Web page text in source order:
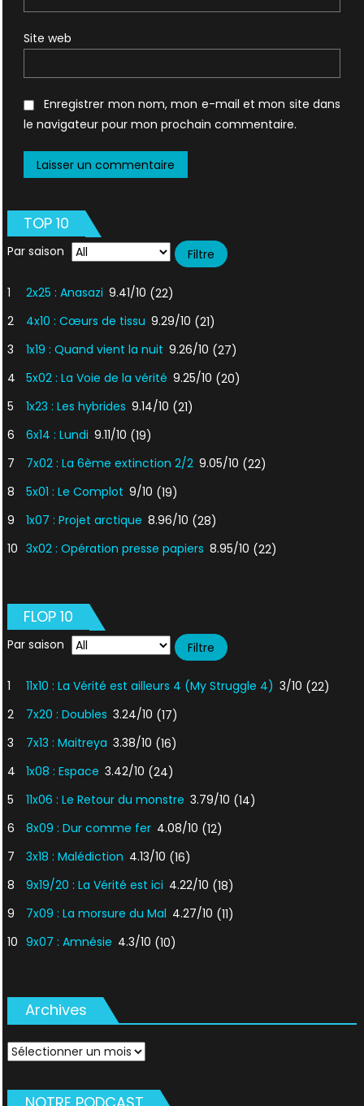
Site web
Enregistrer mon nom, mon e-mail et mon site dans
le navigateur pour mon prochain commentaire.
TOP 10
Par saison
1 2x25 : Anasazi 9.41/10 (22)
2
4x10 : Cœurs de tissu 9.29/10 (21)
3
1x19 : Quand vient la nuit 9.26/10 (27)
4
5x02 : La Voie de la vérité 9.25/10 (20)
5
1x23 : Les hybrides 9.14/10 (21)
6
6x14 : Lundi 9.11/10 (19)
7
7x02 : La 6ème extinction 2/2 9.05/10 (22)
8
5x01 : Le Complot 9/10 (19)
9
1x07 : Projet arctique 8.96/10 (28)
10 3x02 : Opération presse papiers 8.95/10 (22)
FLOP 10
Par saison
1 11x10 : La Vérité est ailleurs 4 (My Struggle 4) 3/10 (22)
2
7x20 : Doubles 3.24/10 (17)
3
7x13 : Maitreya 3.38/10 (16)
4
1x08 : Espace 3.42/10 (24)
5
11x06 : Le Retour du monstre 3.79/10 (14)
6
8x09 : Dur comme fer 4.08/10 (12)
7
3x18 : Malédiction 4.13/10 (16)
8
9x19/20 : La Vérité est ici 4.22/10 (18)
9
7x09 : La morsure du Mal 4.27/10 (11)
10 9x07 : Amnésie 4.3/10 (10)
Archives
Archives